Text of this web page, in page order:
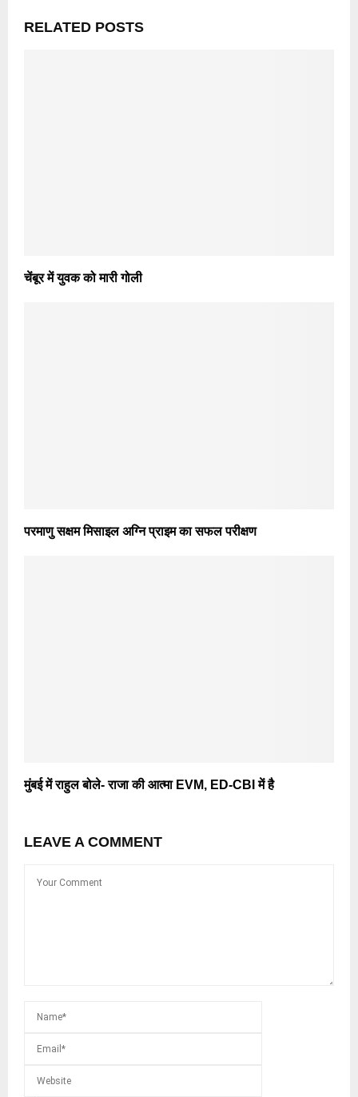
RELATED POSTS
चेंबूर में युवक को मारी गोली
परमाणु सक्षम मिसाइल अग्नि प्राइम का सफल परीक्षण
मुंबई में राहुल बोले- राजा की आत्मा EVM, ED-CBI में है
LEAVE A COMMENT